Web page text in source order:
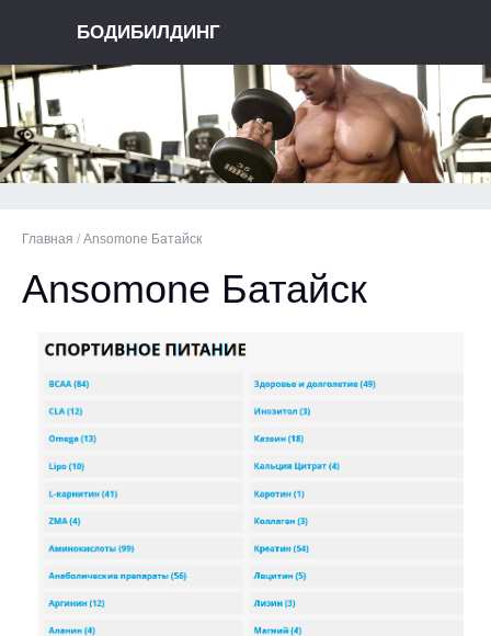
БОДИБИЛДИНГ
Главная / Ansomone Батайск
Ansomone Батайск